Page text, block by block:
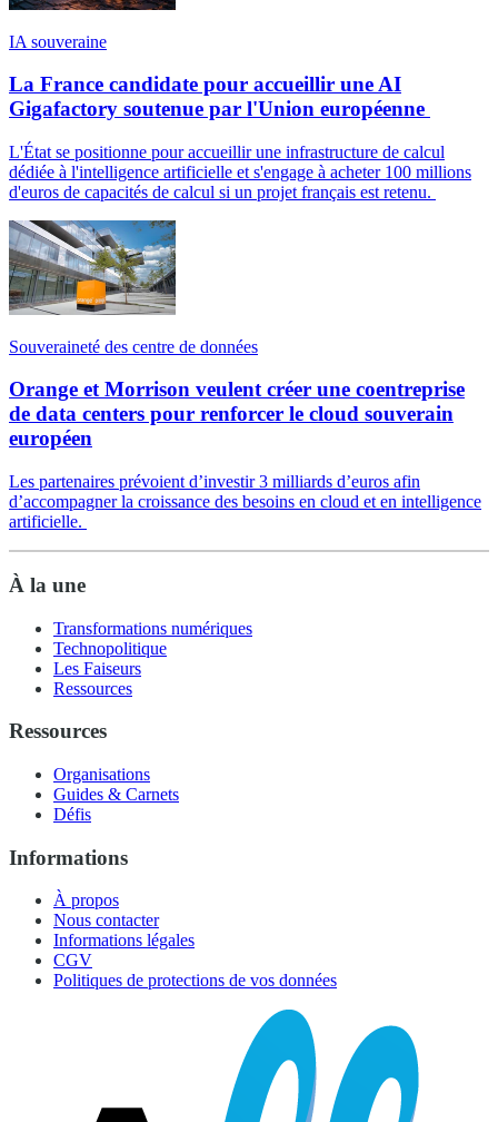
IA souveraine
La France candidate pour accueillir une AI
Gigafactory soutenue par l'Union européenne
L'État se positionne pour accueillir une infrastructure de calcul
dédiée à l'intelligence artificielle et s'engage à acheter 100 millions
d'euros de capacités de calcul si un projet français est retenu.
Souveraineté des centre de données
Orange et Morrison veulent créer une coentreprise
de data centers pour renforcer le cloud souverain
européen
Les partenaires prévoient d’investir 3 milliards d’euros afin
d’accompagner la croissance des besoins en cloud et en intelligence
artificielle.
À la une
Transformations numériques
Technopolitique
Les Faiseurs
Ressources
Ressources
Organisations
Guides & Carnets
Défis
Informations
À propos
Nous contacter
Informations légales
CGV
Politiques de protections de vos données